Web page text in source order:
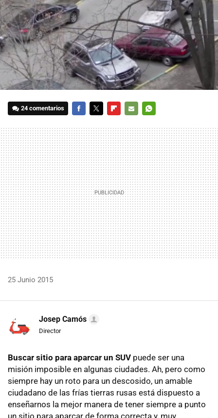
24 comentarios
MAIL
25 Junio 2015
Josep Camós
Director
Buscar sitio para aparcar un SUV puede ser una
misión imposible en algunas ciudades. Ah, pero como
siempre hay un roto para un descosido, un amable
ciudadano de las frías tierras rusas está dispuesto a
enseñarnos la mejor manera de tener siempre a punto
un sitio para aparcar de forma correcta y, muy